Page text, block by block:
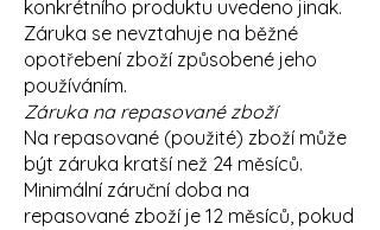
konkrétního produktu uvedeno jinak.
Záruka se nevztahuje na běžné
opotřebení zboží způsobené jeho
používáním.
Záruka na repasované zboží
Na repasované (použité) zboží může
být záruka kratší než 24 měsíců.
Minimální záruční doba na
repasované zboží je 12 měsíců, pokud